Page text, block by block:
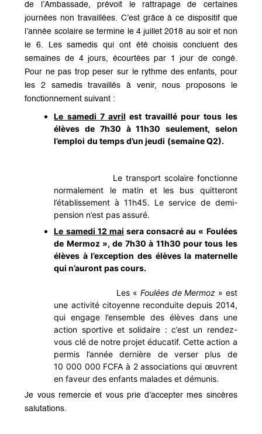
de l’Ambassade, prévoit le rattrapage de certaines
journées non travaillées. C’est grâce à ce dispositif que
l’année scolaire se termine le 4 juillet 2018 au soir et non
le 6. Les samedis qui ont été choisis concluent des
semaines de 4 jours, écourtées par 1 jour de congé.
Pour ne pas trop peser sur le rythme des enfants, pour
les 2 samedis travaillés à venir, nous proposons le
fonctionnement suivant :
Le samedi 7 avril est travaillé pour tous les
élèves de 7h30 à 11h30 seulement, selon
l’emploi du temps d’un jeudi (semaine Q2).
Le transport scolaire fonctionne
normalement le matin et les bus quitteront
l’établissement à 11h45. Le service de demi-
pension n’est pas assuré.
Le samedi 12 mai sera consacré au « Foulées
de Mermoz », de 7h30 à 11h30 pour tous les
élèves à l’exception des élèves la maternelle
qui n’auront pas cours.
Les « Foulées de Mermoz » est
une activité citoyenne reconduite depuis 2014,
qui engage l’ensemble des élèves dans une
action sportive et solidaire : c’est un rendez-
vous clé de notre projet éducatif. Cette action a
permis l’année dernière de verser plus de
10 000 000 FCFA à 2 associations qui œuvrent
en faveur des enfants malades et démunis.
Je vous remercie et vous prie d’accepter mes sincères
salutations.